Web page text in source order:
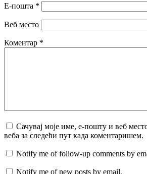
Е-пошта *
Веб место
Коментар *
Сачувај моје име, е-пошту и веб
веба за следећи пут када коментаришем.
Notify me of follow-up comments by
Notify me of new posts by email.